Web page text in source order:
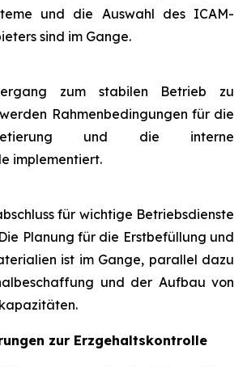
und die Auswahl des ICAM-
sind im Gange.
zum stabilen Betrieb zu
Rahmenbedingungen für die
und die interne
implementiert.
für wichtige Betriebsdienste
Planung für die Erstbefüllung und
ist im Gange, parallel dazu
und der Aufbau von
zur Erzgehaltskontrolle